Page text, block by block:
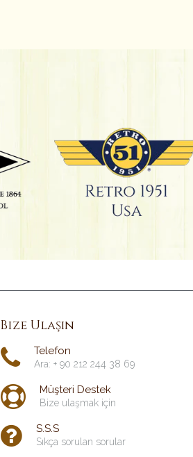
Bize Ulaşın
Telefon
Ara: + 90 212 244 38 69
Müşteri Destek
Bize ulaşmak için
S.S.S
Sıkça sorulan sorular